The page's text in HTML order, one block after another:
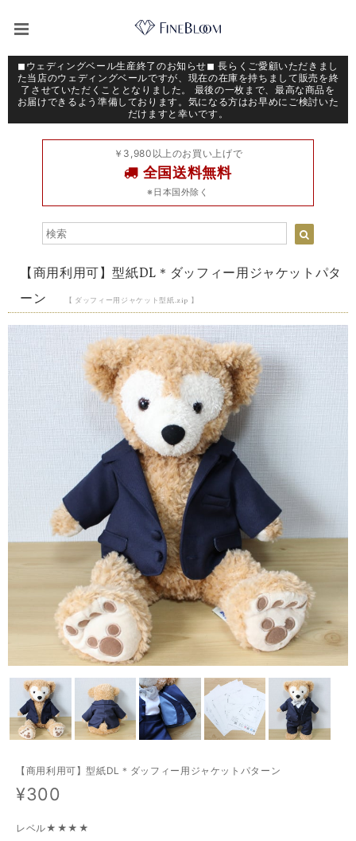
◼︎ウェディングベール生産終了のお知らせ◼︎ 長らくご愛顧いただきまし
た当店のウェディングベールですが、現在の在庫を持ちまして販売を終
了させていただくこととなりました。 最後の一枚まで、最高な商品を
お届けできるよう準備しております。気になる方はお早めにご検討いた
だけますと幸いです。
￥3,980以上のお買い上げで
全国送料無料
※日本国外除く
【商用利用可】型紙DL＊ダッフィー用ジャケットパタ
ーン
【 ダッフィー用ジャケット型紙.zip 】
【商用利用可】型紙DL＊ダッフィー用ジャケットパターン
¥300
レベル★★★★